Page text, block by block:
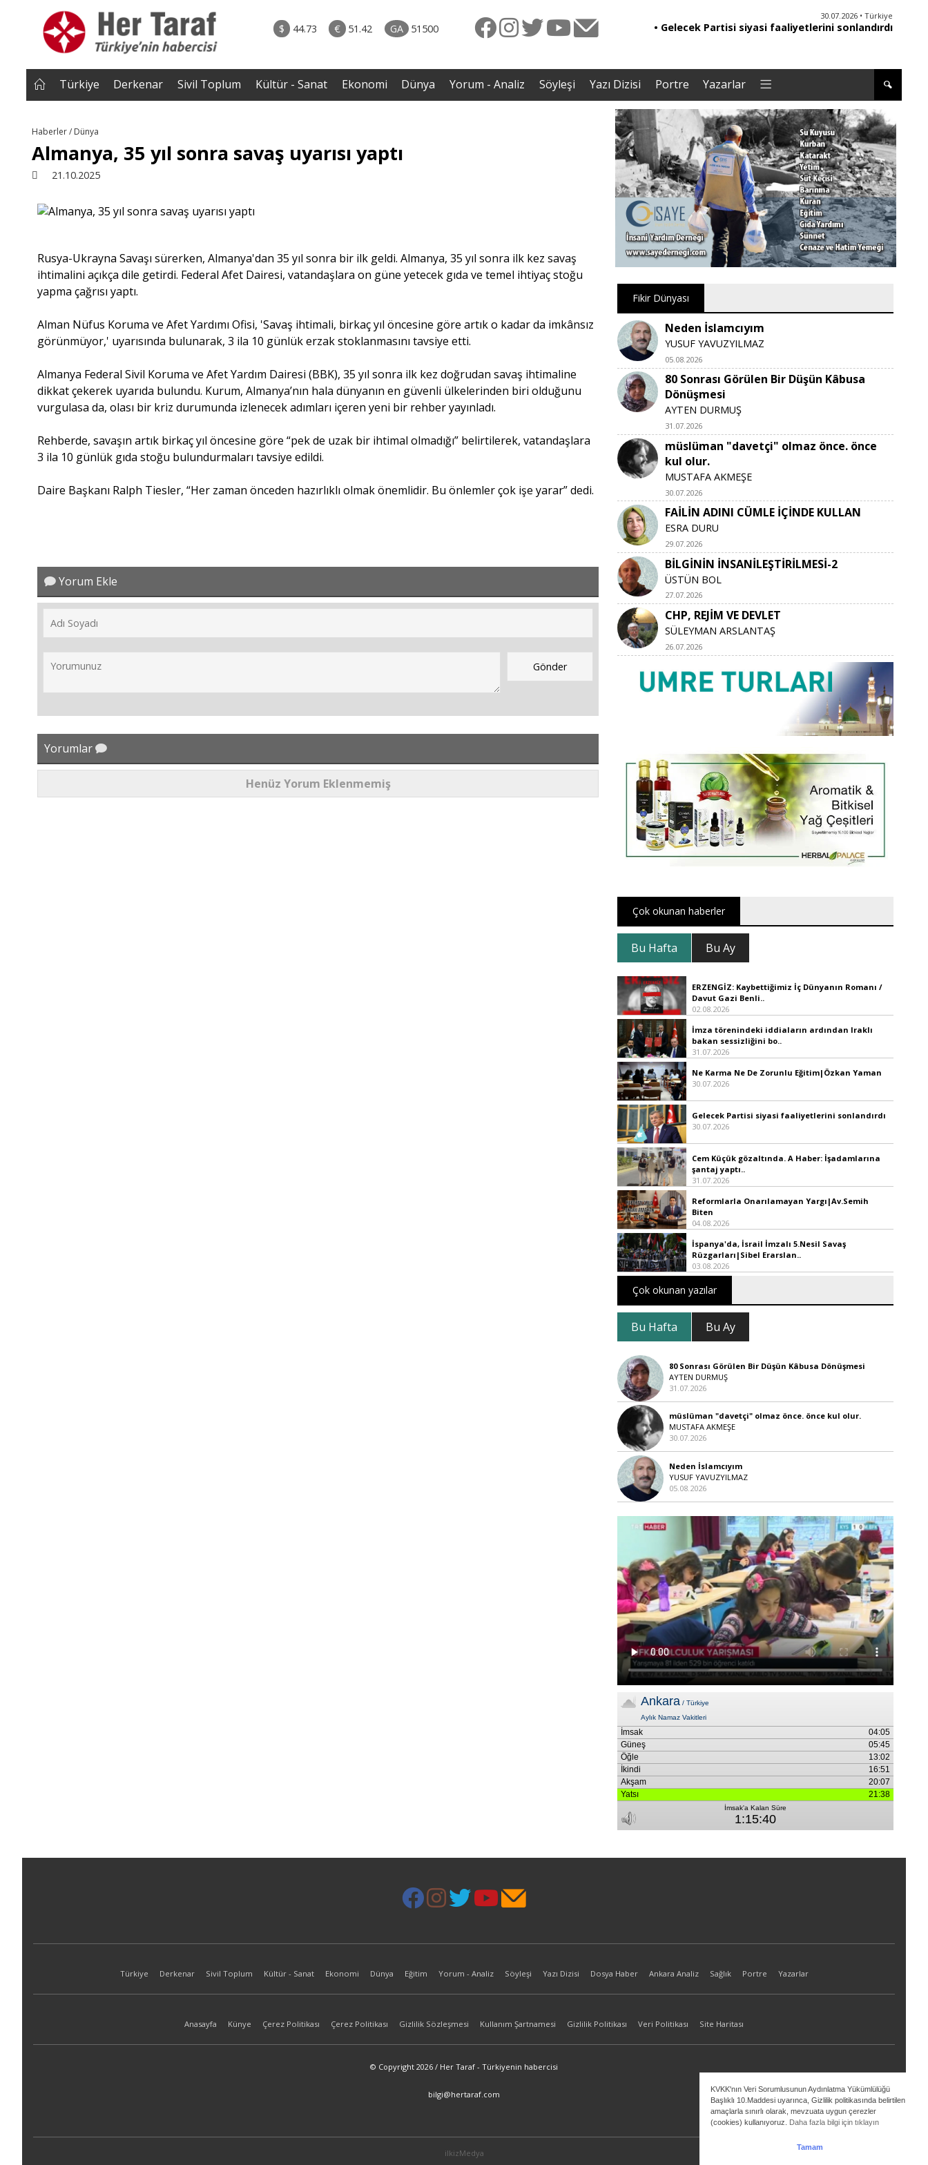
KVKK'nın Veri Sorumlusunun Aydınlatma Yükümlülüğü
Başlıklı 10.Maddesi uyarınca, Gizlilik politikasında belirtilen
amaçlarla sınırlı olarak, mevzuata uygun çerezler
(cookies) kullanıyoruz. Daha fazla bilgi için tıklayın
Tamam
$ 44.73 € 51.42 GA 51500
• ERZENGİZ: Kaybettiğimiz İç Dünyanın Romanı / Davut
Gazi Benli
• İmza törenindeki iddiaların ardından Iraklı bakan
sessizliğini bozdu
30.07.2026 • Türkiye
• Gelecek Partisi siyasi faaliyetlerini sonlandırdı
Türkiye Derkenar Sivil Toplum Kültür - Sanat Ekonomi Dünya Yorum - Analiz Söyleşi Yazı Dizisi Portre Yazarlar
Haberler / Dünya
Almanya, 35 yıl sonra savaş uyarısı yaptı
21.10.2025
Rusya-Ukrayna Savaşı sürerken, Almanya'dan 35 yıl sonra bir ilk geldi. Almanya, 35 yıl sonra ilk kez savaş
ihtimalini açıkça dile getirdi. Federal Afet Dairesi, vatandaşlara on güne yetecek gıda ve temel ihtiyaç stoğu
yapma çağrısı yaptı.
Alman Nüfus Koruma ve Afet Yardımı Ofisi, 'Savaş ihtimali, birkaç yıl öncesine göre artık o kadar da imkânsız
görünmüyor,' uyarısında bulunarak, 3 ila 10 günlük erzak stoklanmasını tavsiye etti.
Almanya Federal Sivil Koruma ve Afet Yardım Dairesi (BBK), 35 yıl sonra ilk kez doğrudan savaş ihtimaline
dikkat çekerek uyarıda bulundu. Kurum, Almanya’nın hala dünyanın en güvenli ülkelerinden biri olduğunu
vurgulasa da, olası bir kriz durumunda izlenecek adımları içeren yeni bir rehber yayınladı.
Rehberde, savaşın artık birkaç yıl öncesine göre “pek de uzak bir ihtimal olmadığı” belirtilerek, vatandaşlara
3 ila 10 günlük gıda stoğu bulundurmaları tavsiye edildi.
Daire Başkanı Ralph Tiesler, “Her zaman önceden hazırlıklı olmak önemlidir. Bu önlemler çok işe yarar” dedi.
Yorum Ekle
Yorumlar
Henüz Yorum Eklenmemiş
Fikir Dünyası
Neden İslamcıyım
YUSUF YAVUZYILMAZ
05.08.2026
80 Sonrası Görülen Bir Düşün Kâbusa
Dönüşmesi
AYTEN DURMUŞ
31.07.2026
müslüman "davetçi" olmaz önce. önce
kul olur.
MUSTAFA AKMEŞE
30.07.2026
FAİLİN ADINI CÜMLE İÇİNDE KULLAN
ESRA DURU
29.07.2026
BİLGİNİN İNSANİLEŞTİRİLMESİ-2
ÜSTÜN BOL
27.07.2026
CHP, REJİM VE DEVLET
SÜLEYMAN ARSLANTAŞ
26.07.2026
Çok okunan haberler
Bu Hafta Bu Ay
ERZENGİZ: Kaybettiğimiz İç Dünyanın Romanı /
Davut Gazi Benli..
02.08.2026
İmza törenindeki iddiaların ardından Iraklı
bakan sessizliğini bo..
31.07.2026
Ne Karma Ne De Zorunlu Eğitim|Özkan Yaman
30.07.2026
Gelecek Partisi siyasi faaliyetlerini sonlandırdı
30.07.2026
Cem Küçük gözaltında. A Haber: İşadamlarına
şantaj yaptı..
31.07.2026
Reformlarla Onarılamayan Yargı|Av.Semih
Biten
04.08.2026
İspanya'da, İsrail İmzalı 5.Nesil Savaş
Rüzgarları|Sibel Erarslan..
03.08.2026
Çok okunan yazılar
Bu Hafta Bu Ay
80 Sonrası Görülen Bir Düşün Kâbusa Dönüşmesi
AYTEN DURMUŞ
31.07.2026
müslüman "davetçi" olmaz önce. önce kul olur.
MUSTAFA AKMEŞE
30.07.2026
Neden İslamcıyım
YUSUF YAVUZYILMAZ
05.08.2026
Türkiye Derkenar Sivil Toplum Kültür - Sanat Ekonomi Dünya Eğitim Yorum - Analiz Söyleşi Yazı Dizisi Dosya Haber Ankara Analiz Sağlık Portre Yazarlar
Anasayfa Künye Çerez Politikası Çerez Politikası Gizlilik Sözleşmesi Kullanım Şartnamesi Gizlilik Politikası Veri Politikası Site Haritası
© Copyright 2026 / Her Taraf - Türkiyenin habercisi
bilgi@hertaraf.com
ilkizMedya